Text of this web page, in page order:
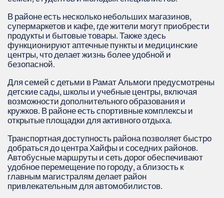
В районе есть несколько небольших магазинов,
супермаркетов и кафе, где жители могут приобрести
продукты и бытовые товары. Также здесь
функционируют аптечные пункты и медицинские
центры, что делает жизнь более удобной и
безопасной.
Для семей с детьми в Рамат Альмоги предусмотрены
детские сады, школы и учебные центры, включая
возможности дополнительного образования и
кружков. В районе есть спортивные комплексы и
открытые площадки для активного отдыха.
Транспортная доступность района позволяет быстро
добраться до центра Хайфы и соседних районов.
Автобусные маршруты и сеть дорог обеспечивают
удобное перемещение по городу, а близость к
главным магистралям делает район
привлекательным для автомобилистов.